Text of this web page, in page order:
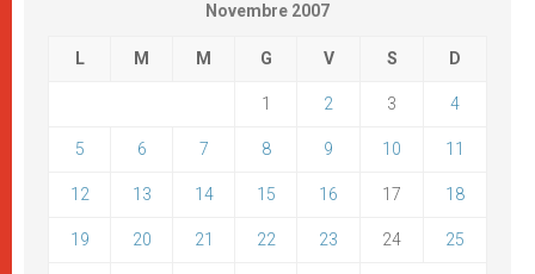
Novembre 2007
L M M G V S D
1 2 3 4
5 6 7 8 9 10 11
12 13 14 15 16 17 18
19 20 21 22 23 24 25